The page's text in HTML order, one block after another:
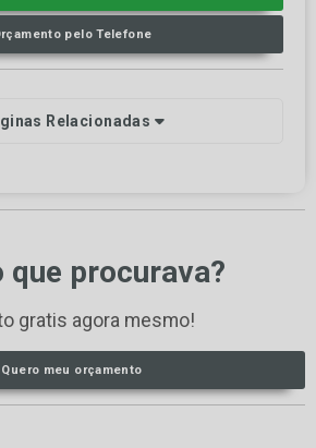
pelo Telefone
Relacionadas
que procurava?
gratis agora mesmo!
Quero meu orçamento